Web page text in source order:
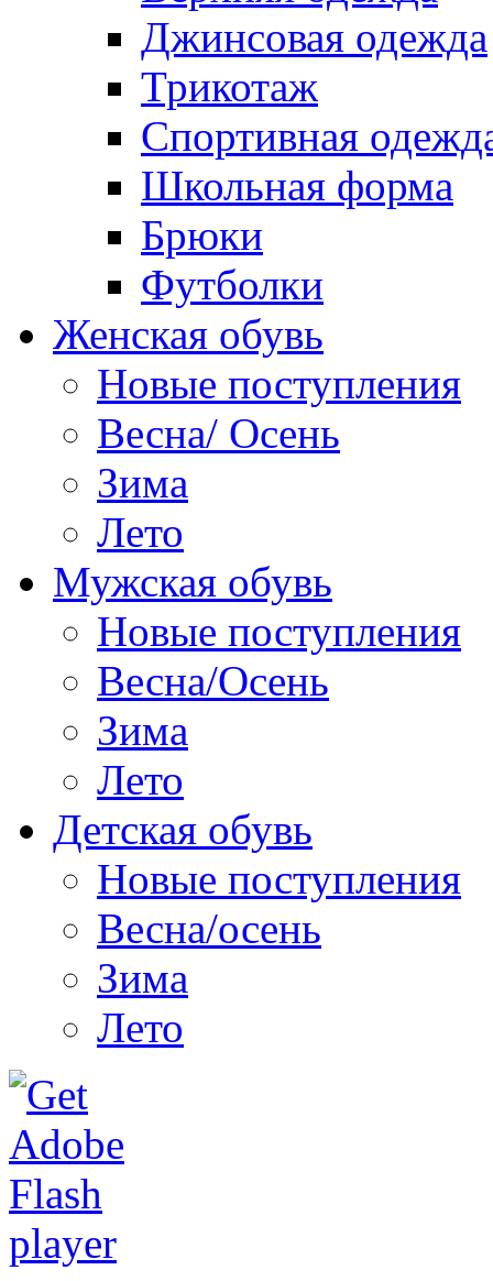
Джинсовая одежда
Трикотаж
Спортивная
Школьная форма
Брюки
Футболки
Женская обувь
Новые поступления
Весна/ Осень
Зима
Лето
Мужская обувь
Новые поступления
Весна/Осень
Зима
Лето
Детская обувь
Новые поступления
Весна/осень
Зима
Лето